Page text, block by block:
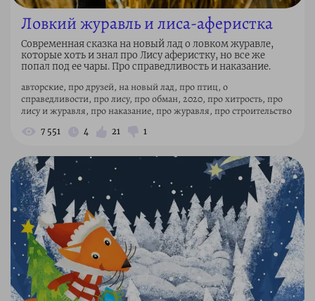
Ловкий журавль и лиса-аферистка
Современная сказка на новый лад о ловком журавле,
которые хоть и знал про Лису аферистку, но все же
попал под ее чары. Про справедливость и наказание.
авторские, про друзей, на новый лад, про птиц, о
справедливости, про лису, про обман, 2020, про хитрость, про
лису и журавля, про наказание, про журавля, про строительство
7 551 4 21 1